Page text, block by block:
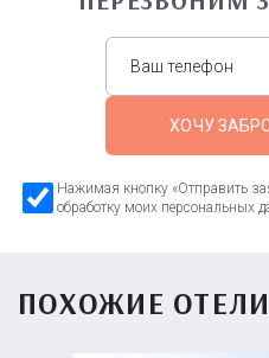
ХОЧУ
Нажимая кнопку «Отправить
обработку моих персональных
ПОХОЖИЕ ОТЕЛИ